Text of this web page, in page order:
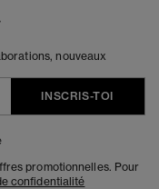
nouveaux
INSCRIS-TOI
promotionnelles. Pour
confidentialité